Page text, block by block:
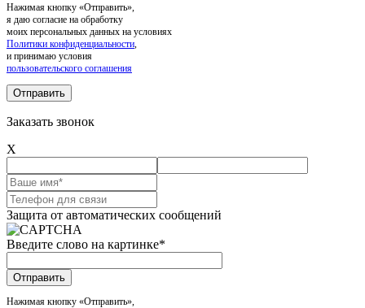
Нажимая кнопку «Отправить»,
я даю согласие на обработку
моих персональных данных на условиях
Политики конфиденциальности
и принимаю условия
пользовательского соглашения
Заказать звонок
X
Защита от автоматических сообщений
Введите слово на картинке*
Нажимая кнопку «Отправить»,